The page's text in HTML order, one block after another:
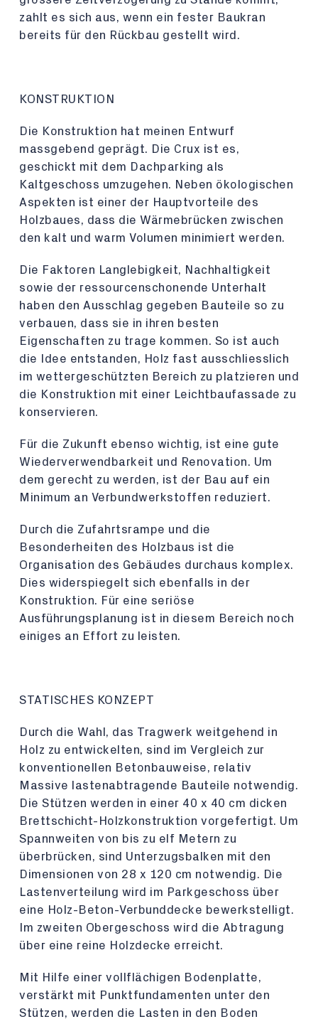
zahlt es sich aus, wenn ein fester Baukran
bereits für den Rückbau gestellt wird.
KONSTRUKTION
Die Konstruktion hat meinen Entwurf
massgebend geprägt. Die Crux ist es,
geschickt mit dem Dachparking als
Kaltgeschoss umzugehen. Neben ökologischen
Aspekten ist einer der Hauptvorteile des
Holzbaues, dass die Wärmebrücken zwischen
den kalt und warm Volumen minimiert werden.
Die Faktoren Langlebigkeit, Nachhaltigkeit
sowie der ressourcenschonende Unterhalt
haben den Ausschlag gegeben Bauteile so zu
verbauen, dass sie in ihren besten
Eigenschaften zu trage kommen. So ist auch
die Idee entstanden, Holz fast ausschliesslich
im wettergeschützten Bereich zu platzieren und
die Konstruktion mit einer Leichtbaufassade zu
konservieren.
Für die Zukunft ebenso wichtig, ist eine gute
Wiederverwendbarkeit und Renovation. Um
dem gerecht zu werden, ist der Bau auf ein
Minimum an Verbundwerkstoffen reduziert.
Durch die Zufahrtsrampe und die
Besonderheiten des Holzbaus ist die
Organisation des Gebäudes durchaus komplex.
Dies widerspiegelt sich ebenfalls in der
Konstruktion. Für eine seriöse
Ausführungsplanung ist in diesem Bereich noch
einiges an Effort zu leisten.
STATISCHES KONZEPT
Durch die Wahl, das Tragwerk weitgehend in
Holz zu entwickelten, sind im Vergleich zur
konventionellen Betonbauweise, relativ
Massive lastenabtragende Bauteile notwendig.
Die Stützen werden in einer 40 x 40 cm dicken
Brettschicht-Holzkonstruktion vorgefertigt. Um
Spannweiten von bis zu elf Metern zu
überbrücken, sind Unterzugsbalken mit den
Dimensionen von 28 x 120 cm notwendig. Die
Lastenverteilung wird im Parkgeschoss über
eine Holz-Beton-Verbunddecke bewerkstelligt.
Im zweiten Obergeschoss wird die Abtragung
über eine reine Holzdecke erreicht.
Mit Hilfe einer vollflächigen Bodenplatte,
verstärkt mit Punktfundamenten unter den
Stützen, werden die Lasten in den Boden